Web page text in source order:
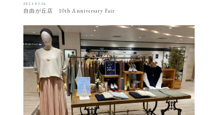
2021-03-26
自由が丘店 10th Anniversary Fair